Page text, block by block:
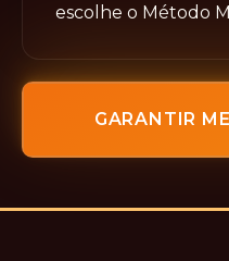
escolhe o Método
GARANTIR